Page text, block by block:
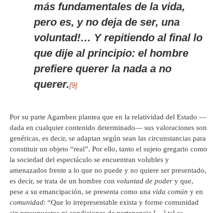
más fundamentales de la vida,
pero es, y no deja de ser, una
voluntad!… Y repitiendo al final lo
que dije al principio: el hombre
prefiere querer la nada a no
querer.[9]
Por su parte Agamben plantea que en la relatividad del Estado —
dada en cualquier contenido determinado— sus valoraciones son
genéricas, es decir, se adaptan según sean las circunstancias para
constituir un objeto “real”. Por ello, tanto el sujeto gregario como
la sociedad del espectáculo se encuentran volubles y
amenazados frente a lo que no puede y no quiere ser presentado,
es decir, se trata de un hombre con voluntad de poder y que,
pese a su emancipación, se presenta como una vida común y en
comunidad: “Que lo irrepresentable exista y forme comunidad